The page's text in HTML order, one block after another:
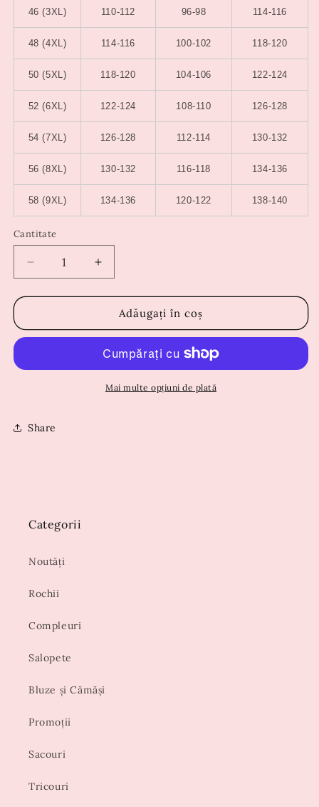
46 (3XL) 110-112 96-98 114-116
48 (4XL) 114-116 100-102 118-120
50 (5XL) 118-120 104-106 122-124
52 (6XL) 122-124 108-110 126-128
54 (7XL) 126-128 112-114 130-132
56 (8XL) 130-132 116-118 134-136
58 (9XL) 134-136 120-122 138-140
Cantitate
Reduceți
cantitatea
pentru
Ramona
Creșteți
cantitatea
pentru
Rochie
Ramona
Adăugați în coș
Mai multe opțiuni de plată
Share
Categorii
Noutăți
Rochii
Compleuri
Salopete
Bluze și Cămăși
Promoții
Sacouri
Tricouri